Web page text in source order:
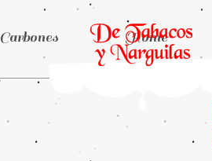
Carbones Home